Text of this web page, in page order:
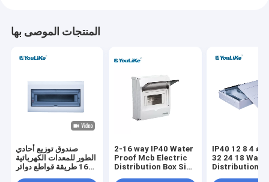
المنتجات الموصى بها
صندوق توزيع أحادي
الطور للمعدات الكهربائية
16 طريقة قواطع دوائر
2-16 way IP40 Water
Proof Mcb Electric
Distribution Box Size
IP40 مقاوم للماء 4 8 12
18 24 32 Way Mcb
Distribution